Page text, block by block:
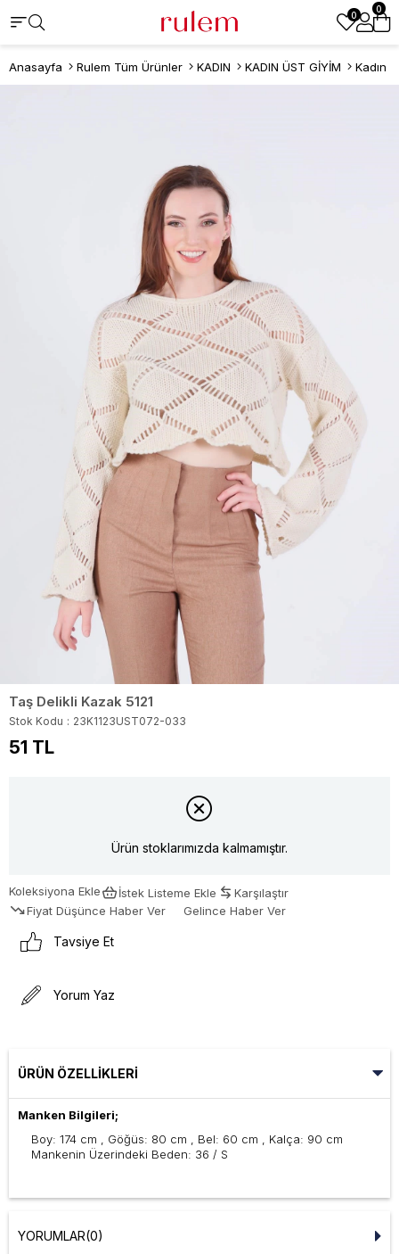
0
0
Anasayfa Rulem Tüm Ürünler KADIN KADIN ÜST GİYİM Kadın
Taş Delikli Kazak 5121
Stok Kodu 23K1123UST072-033
51 TL
Ürün stoklarımızda kalmamıştır.
Koleksiyona Ekle İstek Listeme Ekle
Karşılaştır
Fiyat Düşünce Haber Ver
Gelince Haber Ver
Tavsiye Et
Yorum Yaz
ÜRÜN ÖZELLIKLERI
Manken Bilgileri;
Boy: 174 cm , Göğüs: 80 cm , Bel: 60 cm , Kalça: 90 cm
Mankenin Üzerindeki Beden: 36 / S
YORUMLAR(0)